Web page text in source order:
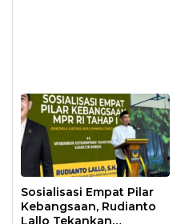
Sosialisasi Empat Pilar
Kebangsaan, Rudianto
Lallo Tekankan